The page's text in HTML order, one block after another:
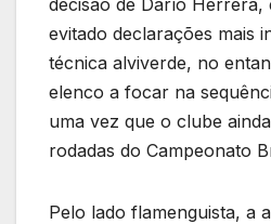
evitado declarações mais
técnica alviverde, no
elenco a focar na
uma vez que o clube
rodadas do Campeonato
Pelo lado flamenguista, a